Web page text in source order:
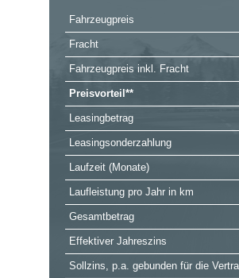
Fahrzeugpreis
Fracht
Fahrzeugpreis inkl. Fracht
Preisvorteil**
Leasingbetrag
Leasingsonderzahlung
Laufzeit (Monate)
Laufleistung pro Jahr in km
Gesamtbetrag
Effektiver Jahreszins
Sollzins, p.a. gebunden für die